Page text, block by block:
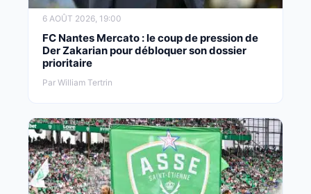
6 AOÛT 2026, 19:00
FC Nantes Mercato : le coup de pression de
Der Zakarian pour débloquer son dossier
prioritaire
Par William Tertrin